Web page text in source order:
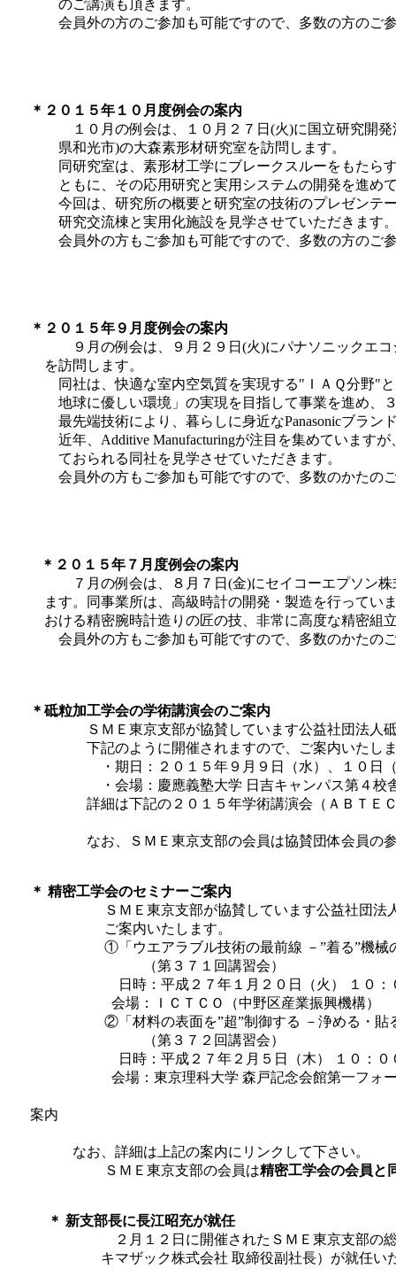
のご講演も頂きます。
会員外の方のご参加も可能ですので、多数
＊２０１５年１０月度例会の案内
１０月の例会は、１０月２７日(火)に国立研究開
県和光市)の大森素形材研究室を訪問します。
同研究室は、素形材工学にブレークスルーをもたら
ともに、その応用研究と実用システムの開発を進め
今回は、研究所の概要と研究室の技術のプレゼンテ
研究交流棟と実用化施設を見学させていただきます
会員外の方もご参加も可能ですので、多数
＊２０１５年９月度例会の案内
９月の例会は、９月２９日(火)にパナソニックエ
を訪問します。
同社は、快適な室内空気質を実現する"ＩＡＱ分野"と
地球に優しい環境」の実現を目指して事業を進め、
最先端技術により、暮らしに身近なPanasonicブラン
近年、Additive Manufacturingが注目を集めていますが
ておられる同社を見学させていただきます。
会員外の方もご参加も可能ですので、多数
＊２０１５年７月度例会の案内
７月の例会は、８月７日(金)にセイコーエプソン
ます。同事業所は、高級時計の開発・製造を行ってい
おける精密腕時計造りの匠の技、非常に高度な精密組
会員外の方もご参加も可能ですので、多数
＊砥粒加工学会の学術講演会のご案内
ＳＭＥ東京支部が協賛しています公益社団法人砥
下記のように開催されますので、ご案内いたし
・期日：２０１５年９月９日（水）、１０日（
・会場：慶應義塾大学 日吉キャンパス第４校
詳細は下記の２０１５年学術講演会（ＡＢＴＥＣ
なお、ＳＭＥ東京支部の会員は協賛団体会員の参
＊ 精密工学会のセミナーご案内
ＳＭＥ東京支部が協賛しています公益社団法人精
ご案内いたします。
①「ウエアラブル技術の最前線 －”着る”機械
（第３７１回講習会）
日時：平成２７年１月２０日（火） １０：０
会場：ＩＣＴＣＯ（中野区産業振興機構）
②「材料の表面を”超”制御する －浄める・貼る
（第３７２回講習会）
日時：平成２７年２月５日（木） １０：００
会場：東京理科大学 森戸記念会館第一フォー
案内
なお、詳細は上記の案内にリンクして下さい。
ＳＭＥ東京支部の会員は精密工学会の会員と
＊ 新支部長に長江昭充が就任
２月１２日に開催されたＳＭＥ東京支部の
キマザック株式会社 取締役副社長）が就任いた